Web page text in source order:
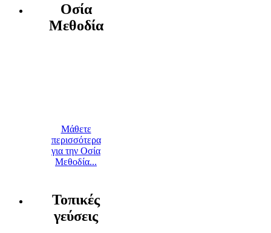
Οσία
Μεθοδία
Μάθετε
περισσότερα
για την Οσία
Μεθοδία...
Τοπικές
γεύσεις